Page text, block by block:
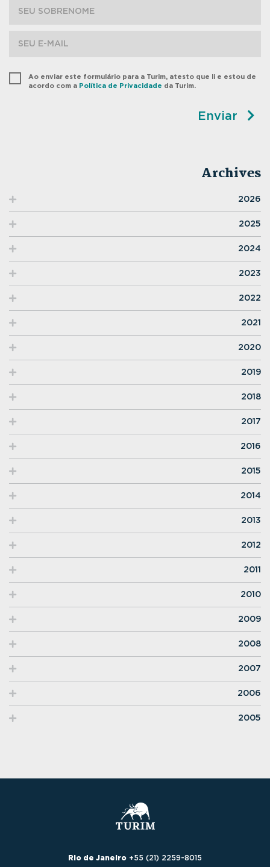
Ao enviar este formulário para a Turim, atesto que li e estou de
acordo com a Política de Privacidade da Turim.
Enviar
Archives
2026
2025
2024
2023
2022
2021
2020
2019
2018
2017
2016
2015
2014
2013
2012
2011
2010
2009
2008
2007
2006
2005
Rio de Janeiro +55 (21) 2259-8015